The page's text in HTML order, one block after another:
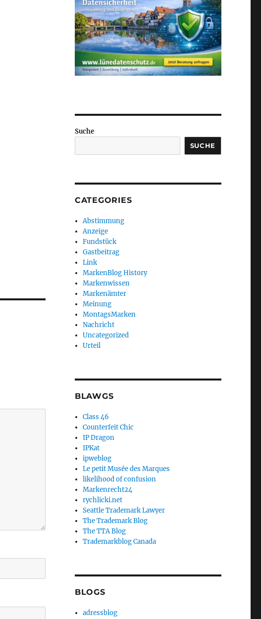
Suche
SUCHE
CATEGORIES
Abstimmung
Anzeige
Fundstück
Gastbeitrag
Link
MarkenBlog History
Markenwissen
Markenämter
Meinung
MontagsMarken
Nachricht
Uncategorized
Urteil
BLAWGS
Class 46
Counterfeit Chic
IP Dragon
IPKat
ipweblog
Le petit Musée des Marques
likelihood of confusion
Markenrecht24
rychlicki.net
Seattle Trademark Lawyer
The Trademark Blog
The TTA Blog
Trademarkblog Canada
BLOGS
adressblog